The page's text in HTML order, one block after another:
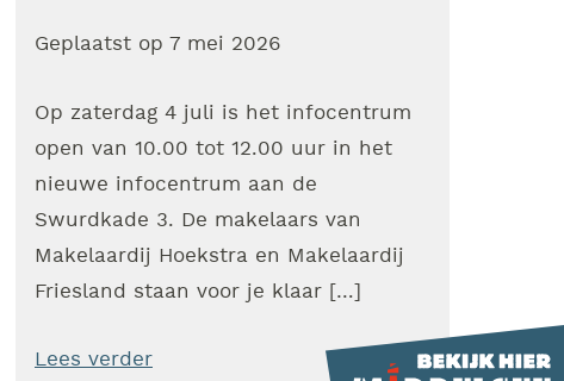
Geplaatst op 7 mei 2026
Op zaterdag 4 juli is het infocentrum
open van 10.00 tot 12.00 uur in het
nieuwe infocentrum aan de
Swurdkade 3. De makelaars van
Makelaardij Hoekstra en Makelaardij
Friesland staan voor je klaar […]
Lees verder